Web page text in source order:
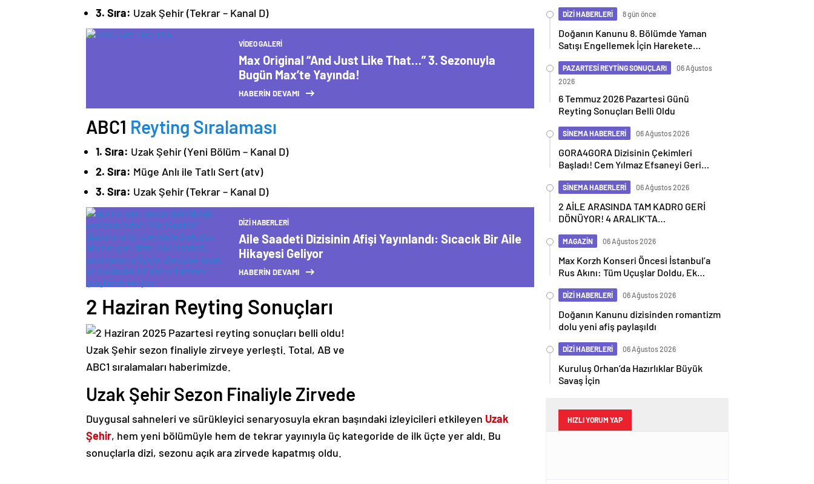
3. Sıra: Uzak Şehir (Tekrar – Kanal D)
VIDEO GALERI
Max Original “And Just Like That…” 3. Sezonuyla
Bugün Max’te Yayında!
HABERİN DEVAMI
ABC1 Reyting Sıralaması
1. Sıra: Uzak Şehir (Yeni Bölüm – Kanal D)
2. Sıra: Müge Anlı ile Tatlı Sert (atv)
3. Sıra: Uzak Şehir (Tekrar – Kanal D)
DIZI HABERLERI
Aile Saadeti Dizisinin Afişi Yayınlandı: Sıcacık Bir Aile
Hikayesi Geliyor
HABERİN DEVAMI
2 Haziran Reyting Sonuçları
Uzak Şehir Sezon Finaliyle Zirvede
Duygusal sahneleri ve sürükleyici senaryosuyla ekran başındaki izleyicileri etkileyen Uzak
Şehir, hem yeni bölümüyle hem de tekrar yayınıyla üç kategoride de ilk üçte yer aldı. Bu
sonuçlarla dizi, sezonu açık ara zirvede kapatmış oldu.
DİZİ HABERLERİ 8 gün önce
Doğanın Kanunu 8. Bölümde Yaman
Satışı Engellemek İçin Harekete
PAZARTESİ REYTİNG SONUÇLARI
06 Ağustos
2026
6 Temmuz 2026 Pazartesi Günü
Reyting Sonuçları Belli Oldu
SİNEMA HABERLERİ 06 Ağustos 2026
GORA4GORA Dizisinin Çekimleri
Başladı! Cem Yılmaz Efsaneyi Geri
SİNEMA HABERLERİ 06 Ağustos 2026
2 AİLE ARASINDA TAM KADRO GERİ
DÖNÜYOR! 4 ARALIK’TA
MAGAZİN 06 Ağustos 2026
Max Korzh Konseri Öncesi İstanbul’a
Rus Akını: Tüm Uçuşlar Doldu, Ek
DİZİ HABERLERİ 06 Ağustos 2026
Doğanın Kanunu dizisinden romantizm
dolu yeni afiş paylaşıldı
DİZİ HABERLERİ 06 Ağustos 2026
Kuruluş Orhan’da Hazırlıklar Büyük
Savaş İçin
HIZLI YORUM YAP